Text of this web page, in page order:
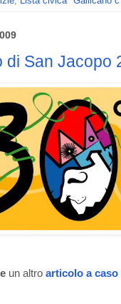
di San Jacopo
un altro articolo a caso